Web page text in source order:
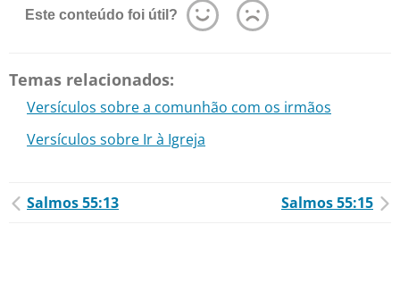
Este conteúdo foi útil?
Temas relacionados:
Versículos sobre a comunhão com os irmãos
Versículos sobre Ir à Igreja
Salmos 55:13 Salmos 55:15